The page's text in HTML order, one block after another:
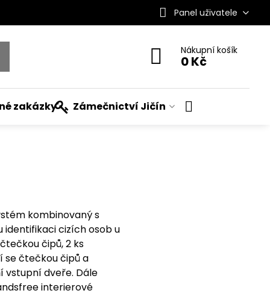
Panel uživatele
Nákupní košík
0 Kč
zakázky Zámečnictví Jičín
kombinovaný s
cizích osob u
čipů, 2 ks
se čtečkou čipů a
vstupní dveře. Dále
interierové